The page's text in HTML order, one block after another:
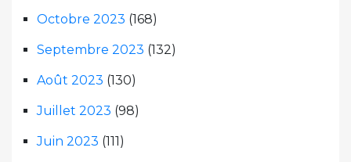
Octobre 2023 (168)
Septembre 2023 (132)
Août 2023 (130)
Juillet 2023 (98)
Juin 2023 (111)